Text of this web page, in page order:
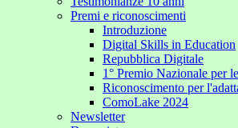
Premi e riconoscimenti
Introduzione
Digital Skills in Education
Repubblica Digitale
1° Premio Nazionale per
Riconoscimento per
ComoLake 2024
Newsletter